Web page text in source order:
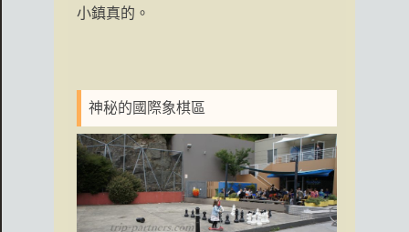
小鎮真的。
神秘的國際象棋區